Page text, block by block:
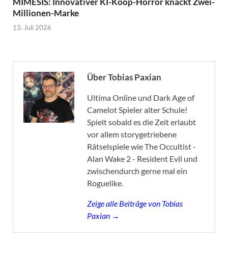
Millionen-Marke
13. Juli 2026
Über Tobias Paxian
Ultima Online und Dark Age of
Camelot Spieler alter Schule!
Spielt sobald es die Zeit erlaubt
vor allem storygetriebene
Rätselspiele wie The Occultist -
Alan Wake 2 - Resident Evil und
zwischendurch gerne mal ein
Roguelike.
Zeige alle Beiträge von Tobias
Paxian →